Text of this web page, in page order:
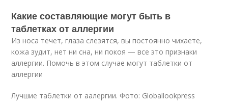
Какие составляющие могут быть в
таблетках от аллергии
Из носа течет, глаза слезятся, вы постоянно чихаете,
кожа зудит, нет ни сна, ни покоя — все это признаки
аллергии. Помочь в этом случае могут таблетки от
аллергии
Лучшие таблетки от аалергии. Фото: Globallookpress